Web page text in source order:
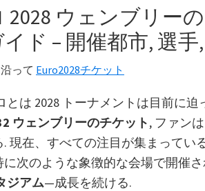
2028 ウェンブリー
ド – 開催都市, 選
沿って Euro2028チケット
とは 2028 トーナメントは目前に
ウェンブリーのチケット, ファン
現在、すべての注目が集まってい
に次のような象徴的な会場で開催
ジアム—成長を続ける.